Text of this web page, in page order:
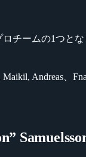
チームの1つと
Maikil, Andreas